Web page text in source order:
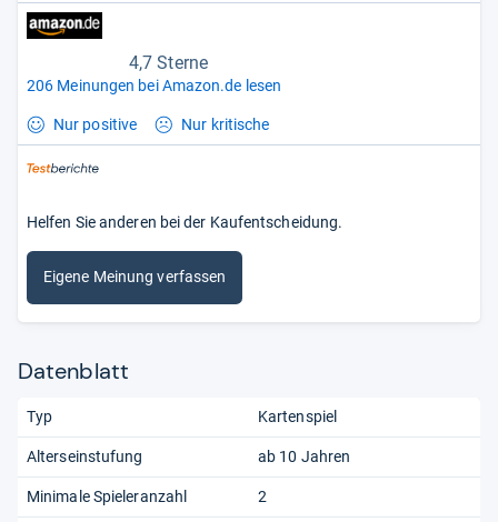
4,7 Sterne
206 Meinungen bei Amazon.de lesen
Nur positive Nur kritische
Helfen Sie anderen bei der Kaufentscheidung.
Eigene Meinung verfassen
Datenblatt
Typ Kartenspiel
Alterseinstufung ab 10 Jahren
Minimale Spieleranzahl 2